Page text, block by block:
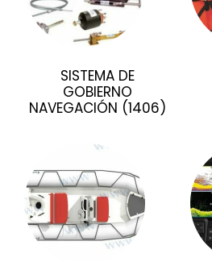
SISTEMA DE
GOBIERNO
NAVEGACIÓN (1406)